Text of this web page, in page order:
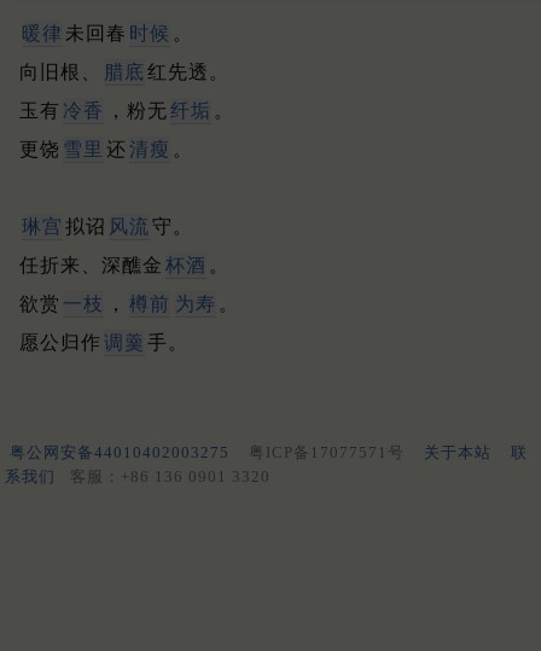
暖律 未回春 时候 。
向旧根、
腊底 红先透。
玉有 冷香 ，粉无纤垢 。
更饶 雪里 还 清瘦 。
琳宫 拟诏 风流 守。
任折来、深醮金 杯酒 。
欲赏 一枝 ， 樽前 为寿 。
愿公归作 调羹 手。
粤公网安备44010402003275 粤ICP备17077571号 关于本站
联
系我们
客服：+86 136 0901 3320